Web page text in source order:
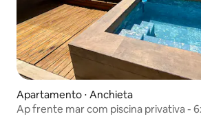
Apartamento ⋅ Anchieta
Ap frente mar com piscina privativa -